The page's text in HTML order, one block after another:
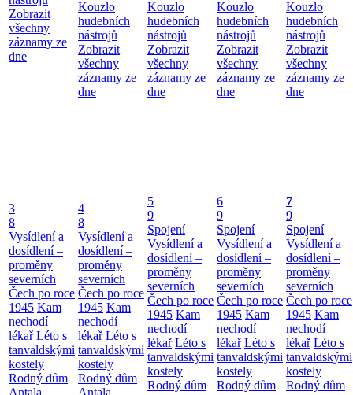
Zobrazit
všechny
záznamy ze
dne
Kouzlo
hudebních
nástrojů
Zobrazit
všechny
záznamy ze
dne
Kouzlo
hudebních
nástrojů
Zobrazit
všechny
záznamy ze
dne
Kouzlo
hudebních
nástrojů
Zobrazit
všechny
záznamy ze
dne
Kouzlo
hudebních
nástrojů
Zobrazit
všechny
záznamy ze
dne
3
8
Vysídlení a
dosídlení –
proměny
severních
Čech po roce
1945 Kam
nechodí
lékař Léto s
tanvaldskými
kostely
Rodný dům
4
8
Vysídlení a
dosídlení –
proměny
severních
Čech po roce
1945 Kam
nechodí
lékař Léto s
tanvaldskými
kostely
Rodný dům
5
9
Spojení
Vysídlení a
dosídlení –
proměny
severních
Čech po roce
1945 Kam
nechodí
lékař Léto s
tanvaldskými
kostely
Rodný dům
6
9
Spojení
Vysídlení a
dosídlení –
proměny
severních
Čech po roce
1945 Kam
nechodí
lékař Léto s
tanvaldskými
kostely
Rodný dům
7
9
Spojení
Vysídlení a
dosídlení –
proměny
severních
Čech po roce
1945 Kam
nechodí
lékař Léto s
tanvaldskými
kostely
Rodný dům